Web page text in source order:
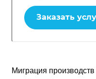
Заказать
Миграция